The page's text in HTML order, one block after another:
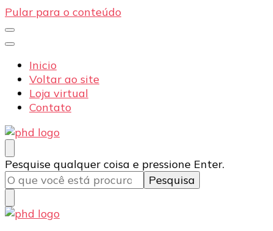
Pular para o conteúdo
Inicio
Voltar ao site
Loja virtual
Contato
PHD Seg
Blog
Procurando
algo?
Pesquise qualquer coisa e pressione Enter.